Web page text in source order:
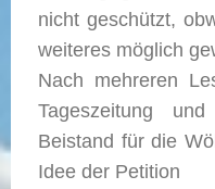
nicht geschützt,
weiteres möglich
Nach mehreren
Tageszeitung
Beistand für die
Idee der Petition